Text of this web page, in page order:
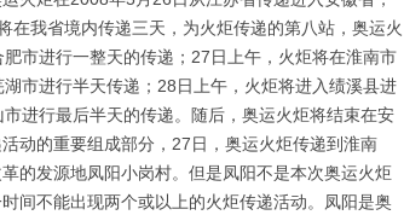
在我省境内传递三天，为火炬传递的第八站，奥运火
市进行一整天的传递；27日上午，火炬将在淮南市
市进行半天传递；28日上午，火炬将进入绩溪县进
进行最后半天的传递。随后，奥运火炬将结束在安
动的重要组成部分，27日，奥运火炬传递到淮南
的发源地凤阳小岗村。但是凤阳不是本次奥运火炬
间不能出现两个或以上的火炬传递活动。凤阳是奥